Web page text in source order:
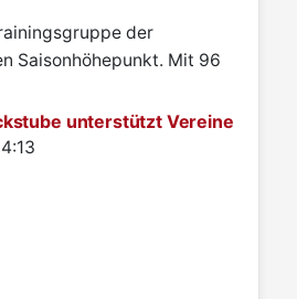
der
Saisonhöhepunkt. Mit 96
unterstützt Vereine